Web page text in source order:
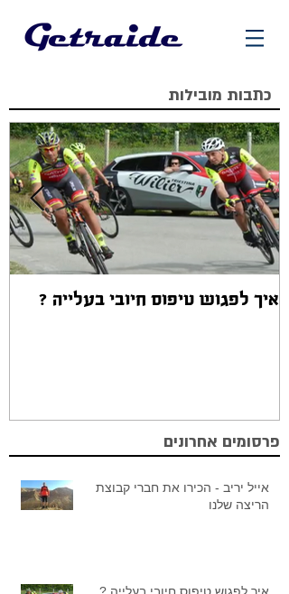
כתבות מובילות
איך לפגוש טיפוס חיובי בעלייה ?
פרסומים אחרונים
אייל יריב - הכירו את חברי קבוצת
הריצה שלנו
איך לפגוש טיפוס חיובי בעלייה ?